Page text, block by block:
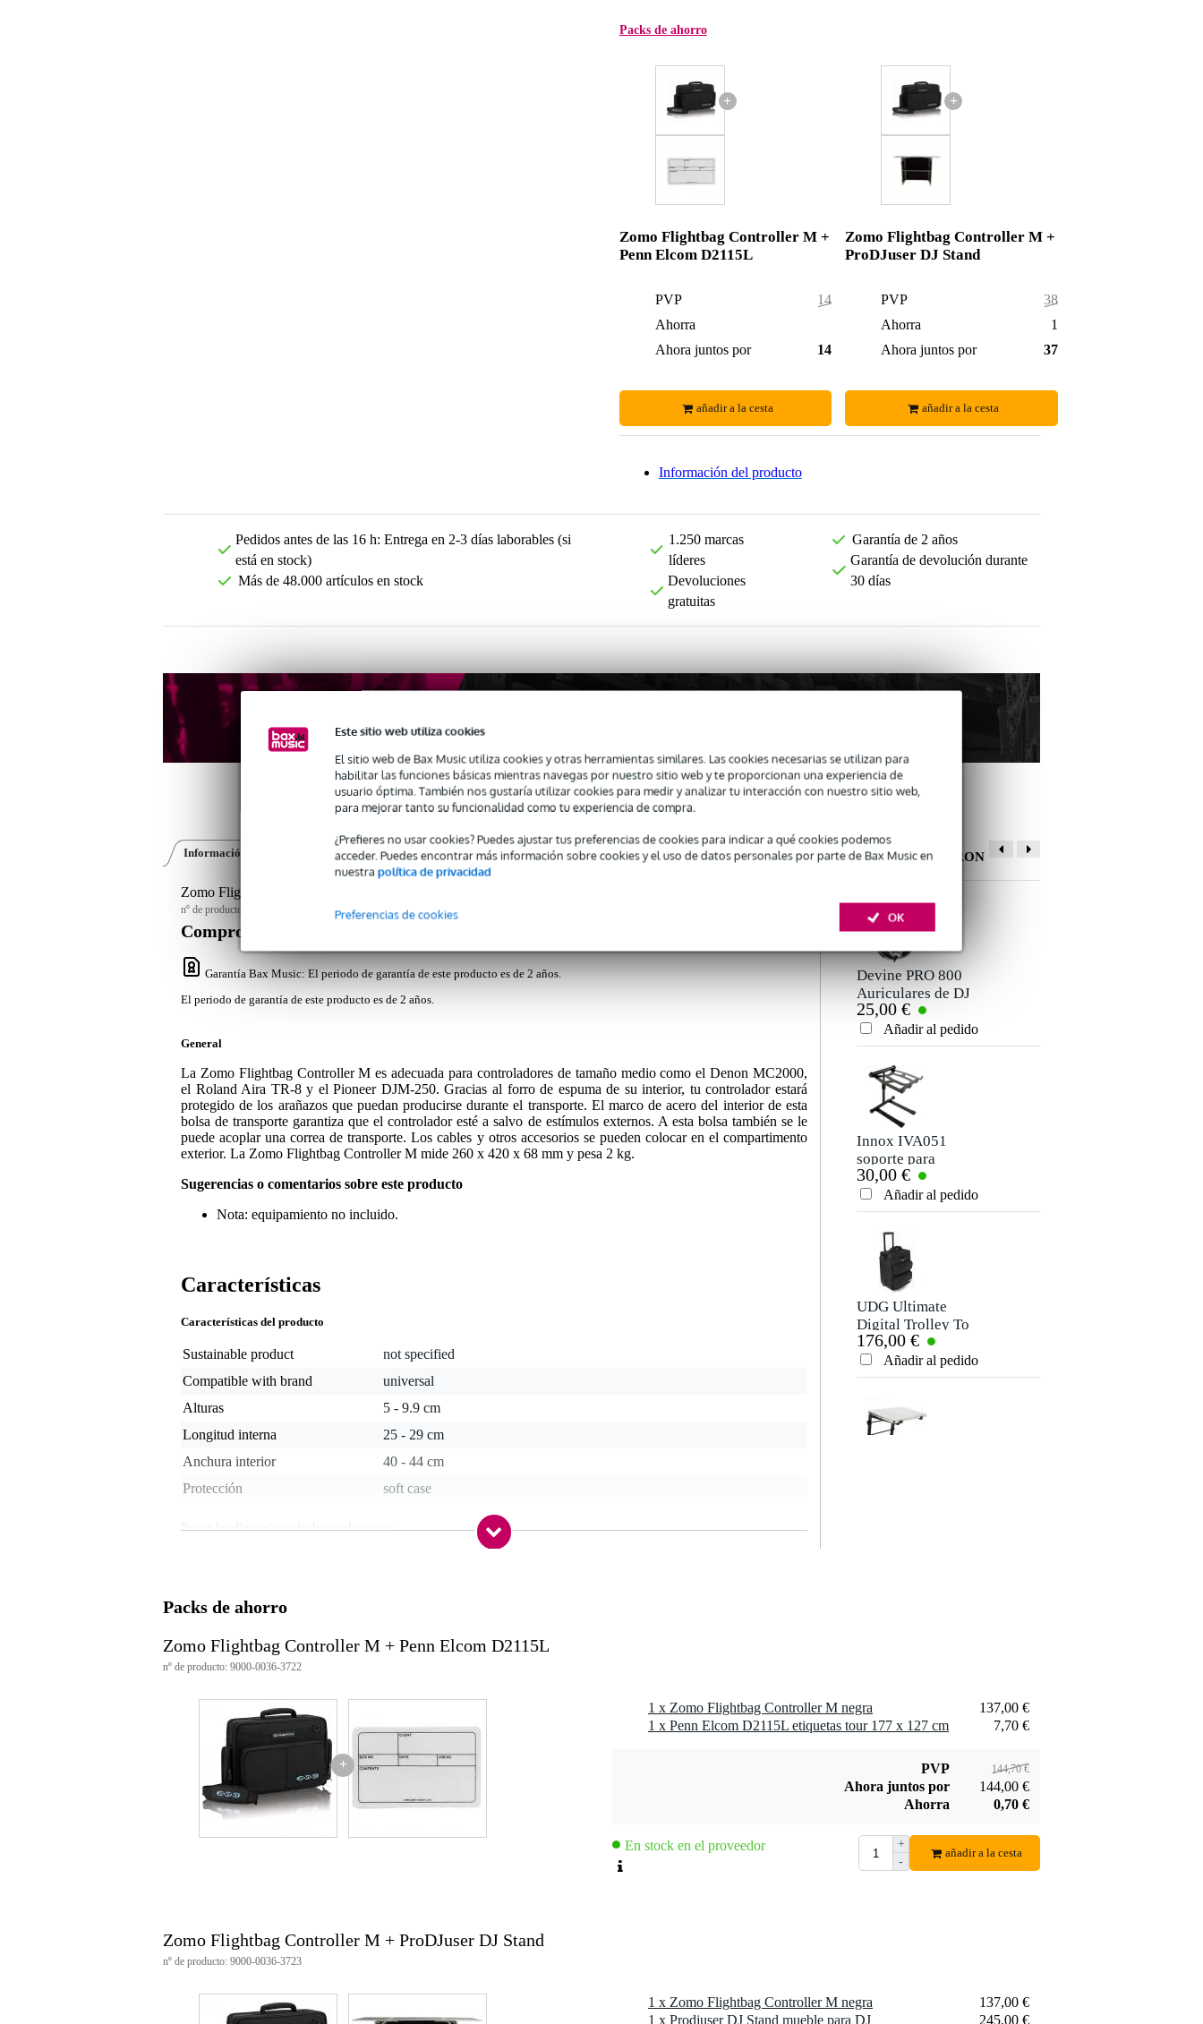
Este sitio web utiliza cookies
El sitio web de Bax Music utiliza cookies y otras herramientas similares. Las cookies necesarias se utilizan para
habilitar las funciones básicas mientras navegas por nuestro sitio web y te proporcionan una experiencia de
usuario óptima. También nos gustaría utilizar cookies para medir y analizar tu interacción con nuestro sitio web,
para mejorar tanto su funcionalidad como tu experiencia de compra.
¿Prefieres no usar cookies? Puedes ajustar tus preferencias de cookies para indicar a qué cookies podemos
acceder. Puedes encontrar más información sobre cookies y el uso de datos personales por parte de Bax Music en
nuestra política de privacidad
OK
Preferencias de cookies
Packs de ahorro
+
Zomo Flightbag Controller M +
Penn Elcom D2115L
PVP
144,70 €
Ahorra
Ahora juntos por
144,00 €
añadir a la cesta
+
Zomo Flightbag Controller M +
ProDJuser DJ Stand
PVP
382,00 €
Ahorra
11,00 €
Ahora juntos por
371,00 €
añadir a la cesta
Información del producto
Pedidos antes de las 16 h: Entrega en 2-3 días laborables (si
está en stock)
Más de 48.000 artículos en stock
1.250 marcas
líderes
Devoluciones
gratuitas
Garantía de 2 años
Garantía de devolución durante
30 días
Información del producto Opiniones(0)
Zomo Flightbag Controller M negra
nº de producto:
Compromiso de servicio
Garantía Bax Music: El periodo de garantía de este producto es de 2 años.
El periodo de garantía de este producto es de 2 años.
General
La Zomo Flightbag Controller M es adecuada para controladores de tamaño medio como el Denon MC2000,
el Roland Aira TR-8 y el Pioneer DJM-250. Gracias al forro de espuma de su interior, tu controlador estará
protegido de los arañazos que puedan producirse durante el transporte. El marco de acero del interior de esta
bolsa de transporte garantiza que el controlador esté a salvo de estímulos externos. A esta bolsa también se le
puede acoplar una correa de transporte. Los cables y otros accesorios se pueden colocar en el compartimento
exterior. La Zomo Flightbag Controller M mide 260 x 420 x 68 mm y pesa 2 kg.
Sugerencias o comentarios sobre este producto
Nota: equipamiento no incluido.
Características
Características del producto
Sustainable product
not specified
Compatible with brand
universal
Alturas
5 - 9.9 cm
Longitud interna
25 - 29 cm
Anchura interior
40 - 44 cm
Protección
soft case
Peso y las dimensiones incluyen el paquete
bolsa de vuelo para mandos de tamaño medio
suave forro interior
a prueba de polvo
a prueba de humedad
asa ergonómica
cómoda correa de transporte
compatible con, entre otros
Denon MC2000
Native D2
Roland Aira TR-8
Deja tu opinión
Apodo
Clasificación
Comentario
Enviar
Aún no hay opiniones sobre este producto.
OTROS CLIENTES
TAMBIÉN COMPRARON
Devine PRO 800
Auriculares de DJ
25,00 €
Añadir al pedido
Innox IVA051
soporte para
portátiles y tablets
30,00 €
Añadir al pedido
UDG Ultimate
Digital Trolley To
Go negro/naranja
176,00 €
Añadir al pedido
UDG Ultimate Digi
negra/naranja
144,00 €
Añadir al pedido
Packs de ahorro
Zomo Flightbag Controller M + Penn Elcom D2115L
nº de producto: 9000-0036-3722
+
1 x Zomo Flightbag Controller M negra
137,00 €
1 x Penn Elcom D2115L etiquetas tour 177 x 127 cm
7,70 €
PVP 144,70 €
Ahora juntos por
144,00 €
Ahorra
0,70 €
En stock en el proveedor
+
-
añadir a la cesta
Zomo Flightbag Controller M + ProDJuser DJ Stand
nº de producto: 9000-0036-3723
1 x Zomo Flightbag Controller M negra
137,00 €
1 x Prodjuser DJ Stand mueble para DJ
245,00 €